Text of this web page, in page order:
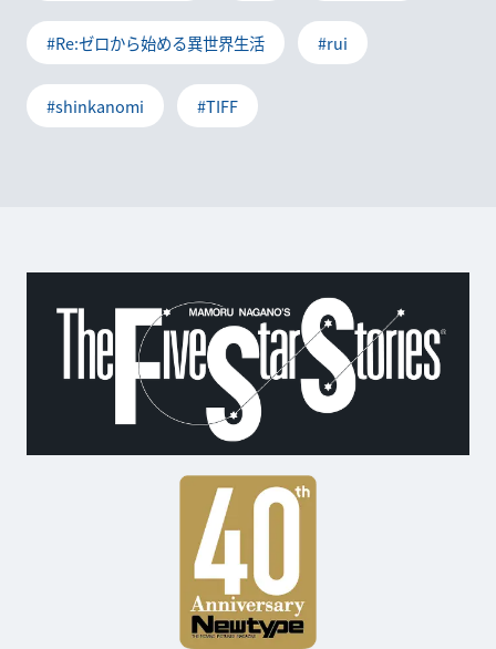
#Re:ゼロから始める異世界生活 #rui
#shinkanomi #TIFF